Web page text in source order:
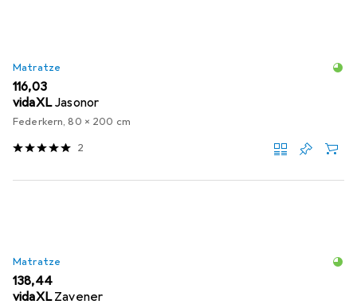
Matratze
EUR
116,03
vidaXL Jasonor
Federkern, 80 x 200 cm
2
Matratze
EUR
138,44
vidaXL Zavener